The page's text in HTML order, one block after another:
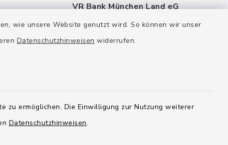
wie unsere Website genutzt wird. So können wir unser
Datenschutzhinweisen widerrufen.
zu ermöglichen. Die Einwilligung zur Nutzung weiterer
Datenschutzhinweisen.
VR Bank München Land eG
GENODEF1OHC
HypoVereinsbank
DE20 7002 0270 3630 1010 09
HYVEDEMMXXX